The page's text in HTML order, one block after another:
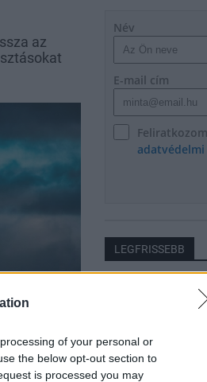
of your personal or
the below opt-out section to
is processed you may
az
Zrt. kedd
Név
E-mail cím
LEGFRISSEBB
Megérkezett az
Megérkezett a
magyarországi
centiméteres